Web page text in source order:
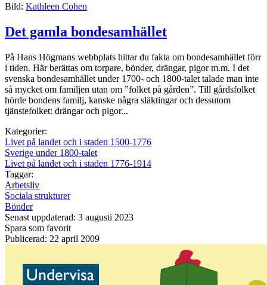
Bild: Kathleen Cohen
Det gamla bondesamhället
På Hans Högmans webbplats hittar du fakta om bondesamhället förr
i tiden. Här berättas om torpare, bönder, drängar, pigor m.m. I det
svenska bondesamhället under 1700- och 1800-talet talade man inte
så mycket om familjen utan om ”folket på gården”. Till gårdsfolket
hörde bondens familj, kanske några släktingar och dessutom
tjänstefolket: drängar och pigor...
Kategorier:
Livet på landet och i staden 1500-1776
Sverige under 1800-talet
Livet på landet och i staden 1776-1914
Taggar:
Arbetsliv
Sociala strukturer
Bönder
Senast uppdaterad: 3 augusti 2023
Spara som favorit
Publicerad: 22 april 2009